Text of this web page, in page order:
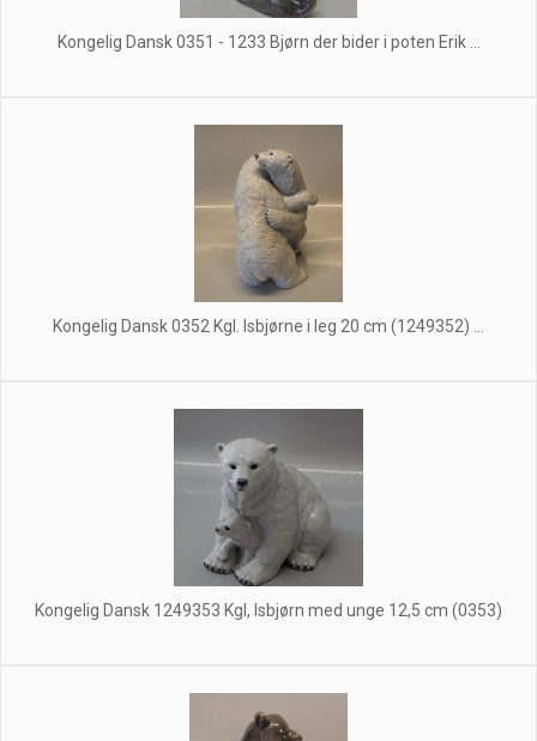
Kongelig Dansk 0351 - 1233 Bjørn der bider i poten Erik ...
Kongelig Dansk 0352 Kgl. Isbjørne i leg 20 cm (1249352) ...
Kongelig Dansk 1249353 Kgl, Isbjørn med unge 12,5 cm (0353)